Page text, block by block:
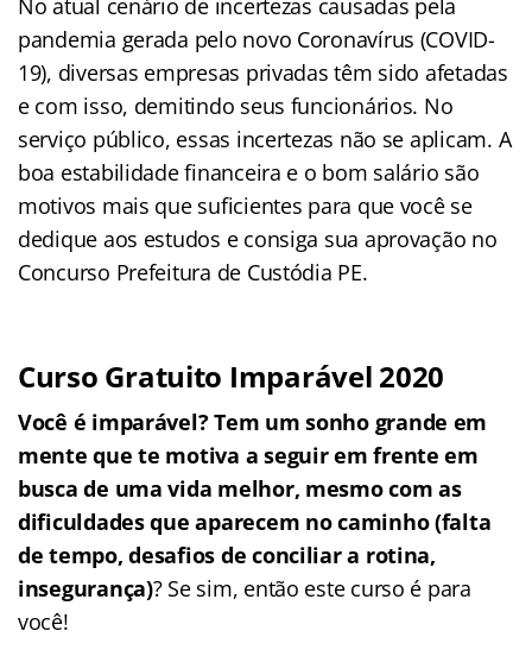
No atual cenário de incertezas causadas pela
pandemia gerada pelo novo Coronavírus (COVID-
19), diversas empresas privadas têm sido afetadas
e com isso, demitindo seus funcionários. No
serviço público, essas incertezas não se aplicam. A
boa estabilidade financeira e o bom salário são
motivos mais que suficientes para que você se
dedique aos estudos e consiga sua aprovação no
Concurso Prefeitura de Custódia PE.
Curso Gratuito Imparável 2020
Você é imparável? Tem um sonho grande em
mente que te motiva a seguir em frente em
busca de uma vida melhor, mesmo com as
dificuldades que aparecem no caminho (falta
de tempo, desafios de conciliar a rotina,
insegurança)? Se sim, então este curso é para
você!